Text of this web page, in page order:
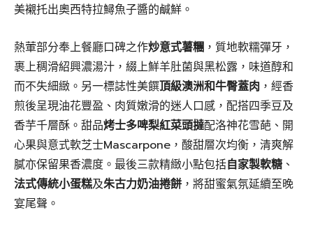
美襯托出奧西特拉鱘魚子醬的鹹鮮。
熱葷部分奉上餐廳口碑之作炒意式薯糰 ，質地軟糯彈牙，
裹上稠滑紹興濃湯汁，綴上鮮羊肚菌與黑松露，味道醇和
而不失細緻。另一標誌性美饌頂級澳洲和牛臀蓋肉 ，經香
煎後呈現油花豐盈、肉質嫩滑的迷人口感，配搭四季豆及
香芋千層酥。甜品烤士多啤梨紅菜頭撻配洛神花雪葩、開
心果與意式軟芝士Mascarpone，酸甜層次均衡，清爽解
膩亦保留果香濃度。最後三款精緻小點包括自家製軟糖 、
法式傳統小蛋糕及朱古力奶油捲餅 ，將甜蜜氣氛延續至晚
宴尾聲。